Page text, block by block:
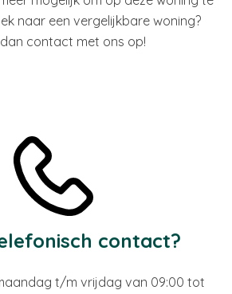
naar een vergelijkbare woning?
contact met ons op!
contact?
t/m vrijdag van 09:00 tot